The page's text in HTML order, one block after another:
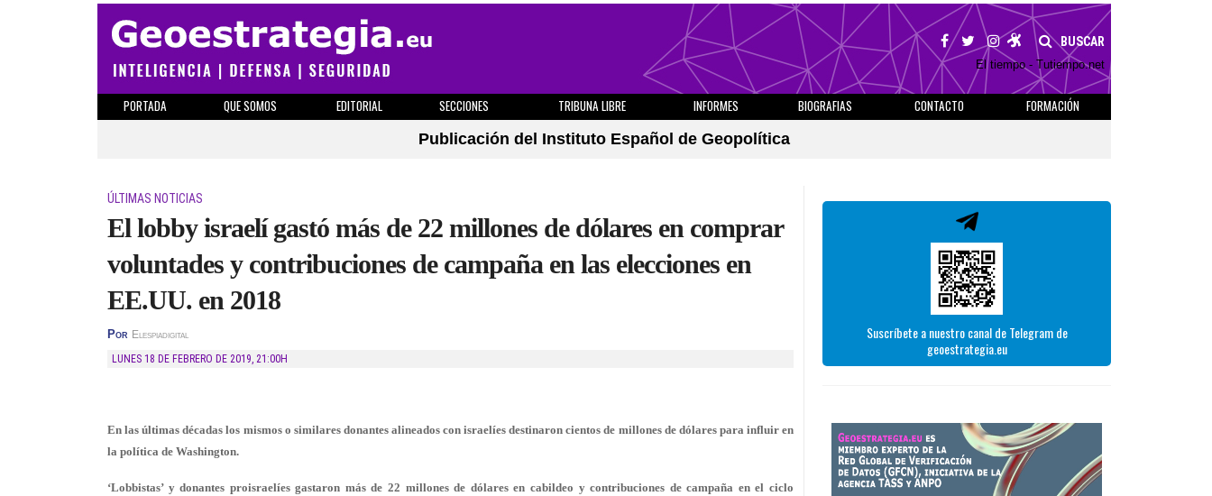
BUSCAR
El tiempo - Tutiempo.net
PORTADA QUE SOMOS EDITORIAL SECCIONES TRIBUNA LIBRE INFORMES BIOGRAFIAS CONTACTO
FORMACIÓN
Publicación del Instituto Español de Geopolítica
ÚLTIMAS NOTICIAS
El lobby israelí gastó más de 22 millones de dólares en comprar
voluntades y contribuciones de campaña en las elecciones en
EE.UU. en 2018
Por Elespiadigital
LUNES 18 DE FEBRERO DE 2019, 21:00H
En las últimas décadas los mismos o similares donantes alineados con israelíes destinaron cientos de millones de dólares para influir en
la política de Washington.
‘Lobbistas’ y donantes proisraelíes gastaron más de 22 millones de dólares en cabildeo y contribuciones de campaña en el ciclo
Suscríbete a nuestro canal de Telegram de
geoestrategia.eu